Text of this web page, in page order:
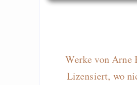
Werke von Arne
Lizensiert, wo